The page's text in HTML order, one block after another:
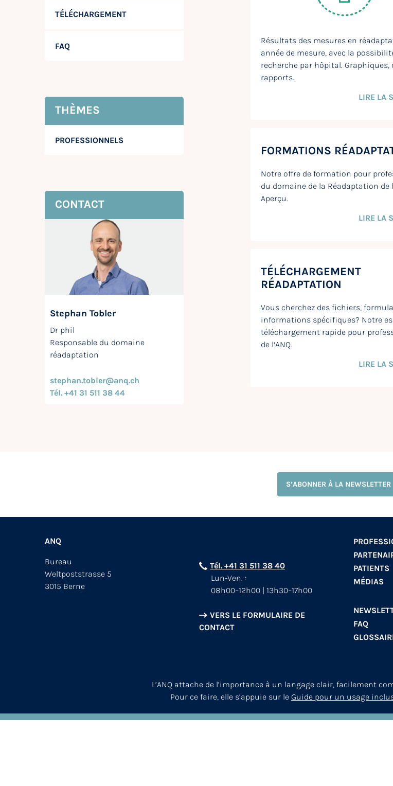
TÉLÉCHARGEMENT
FAQ
THÈMES
PROFESSIONNELS
CONTACT
Stephan Tobler
Dr phil
Responsable du domaine
réadaptation
stephan.tobler@anq.ch
Tél. +41 31 511 38 44
Résultats des mesures en
année de mesure, avec la
recherche par hôpital. Graphiques,
rapports.
LIRE LA
FORMATIONS
Notre offre de formation pour
du domaine de la Réadaptation de
Aperçu.
LIRE LA
TÉLÉCHARGEMENT
RÉADAPTATION
Vous cherchez des fichiers,
informations spécifiques? Notre
téléchargement rapide pour
de l‘ANQ.
LIRE LA
S’ABONNER À LA NEWSLETTER
ANQ
Bureau
Weltpoststrasse 5
3015 Berne
Tél. +41 31 511 38 40
Lun-Ven. :
08h00–12h00 | 13h30–17h00
VERS LE FORMULAIRE DE
CONTACT
PATIENTS
MÉDIAS
FAQ
L’ANQ attache de l’importance à un langage clair, facilement
Pour ce faire, elle s’appuie sur le Guide pour un usage